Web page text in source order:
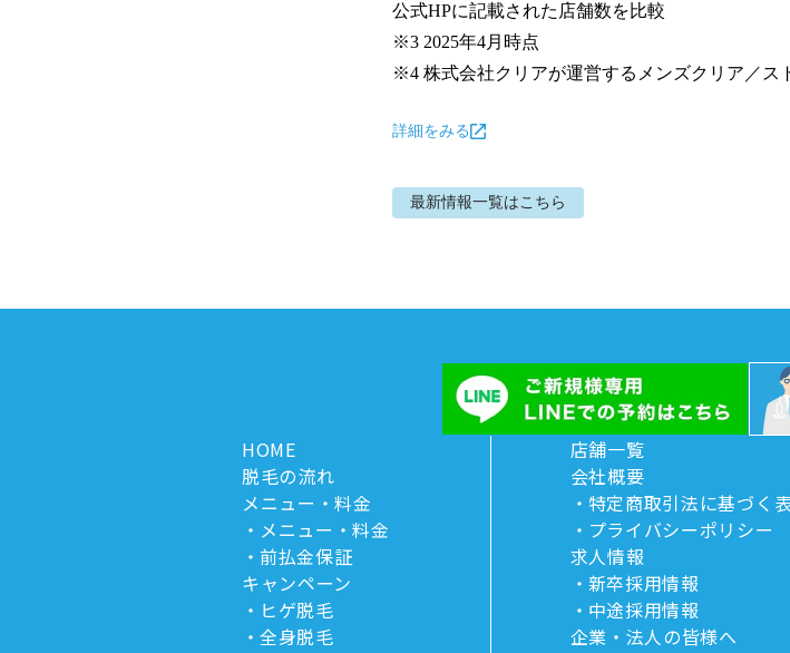
公式HPに記載された店舗数を比較
※3 2025年4月時点
※4 株式会社クリアが運営するメンズクリア／ス
詳細をみる
最新情報一覧はこちら
HOME
脱毛の流れ
メニュー・料金
メニュー・料金
前払金保証
キャンペーン
ヒゲ脱毛
全身脱毛
店舗一覧
会社概要
特定商取引法に基づく
プライバシーポリシー
求人情報
新卒採用情報
中途採用情報
企業・法人の皆様へ